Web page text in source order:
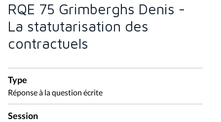
RQE 75 Grimberghs Denis -
La statutarisation des
contractuels
Type
Réponse à la question écrite
Session